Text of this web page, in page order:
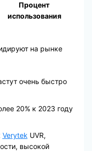
Процент
использования
на рынке
очень быстро
20% к 2023 году
Verytek UVR,
высокой